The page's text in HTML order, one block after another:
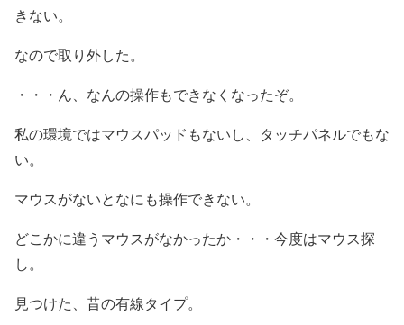
きない。
なので取り外した。
・・・ん、なんの操作もできなくなったぞ。
私の環境ではマウスパッドもないし、タッチパネルでもな
い。
マウスがないとなにも操作できない。
どこかに違うマウスがなかったか・・・今度はマウス探
し。
見つけた、昔の有線タイプ。